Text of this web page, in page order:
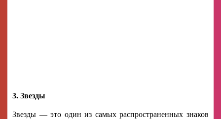
3. Звезды
Звезды — это один из самых распространенных знаков